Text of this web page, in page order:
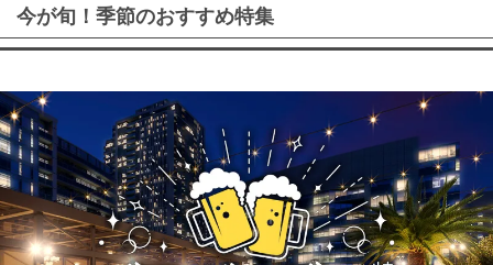
今が旬！季節のおすすめ特集